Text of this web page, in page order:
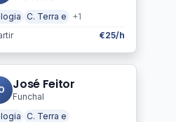
C. Terra e
+1
€25/h
José Feitor
Funchal
C. Terra e